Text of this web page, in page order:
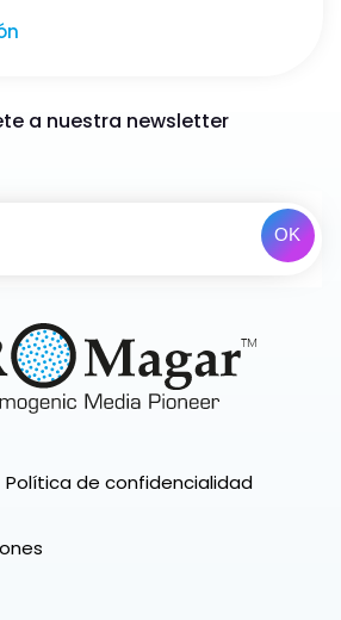
a nuestra newsletter
Política de confidencialidad